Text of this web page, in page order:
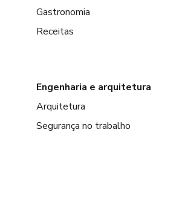
Gastronomia
Receitas
Engenharia e arquitetura
Arquitetura
Segurança no trabalho